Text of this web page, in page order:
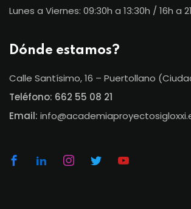
Lunes a Viernes: 09:30h a 13:30h / 16h a
Dónde estamos?
Calle Santísimo, 16 – Puertollano
Teléfono: 662 55 08 21
Email: